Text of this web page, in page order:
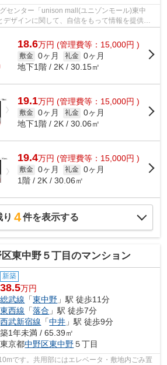
センター「unison mall(ユニゾンモール)東中
ザインに関して、自信をもって情報を提供で
ゴミ捨ての負...
18.6万円 (管理費等：15,000円 )
敷金 0ヶ月 礼金 0ヶ月
地下1階 / 2K / 30.15㎡
19.1万円 (管理費等：15,000円 )
敷金 0ヶ月 礼金 0ヶ月
地下1階 / 2K / 30.06㎡
19.4万円 (管理費等：15,000円 )
敷金 0ヶ月 礼金 0ヶ月
1階 / 2K / 30.06㎡
り 4件を表示する
区東中野５丁目のマンション
新築
38.5万円
総武線 「東中野 」駅 徒歩11分
東西線 「落合 」駅 徒歩7分
西武新宿線 「中井 」駅 徒歩9分
築1年未満 / 65.39㎡
東京都中野区東中野５丁目
です。共用部にはエレベータ・敷地内ごみ置